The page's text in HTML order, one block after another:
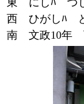
東 にしﾊ つ
西 ひがしﾊ
南 文政10年